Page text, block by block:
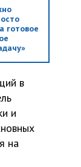
готовое
в
и
на